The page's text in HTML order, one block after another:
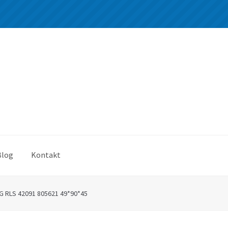
Kontakt
RLS 42091 805621 49*90*45